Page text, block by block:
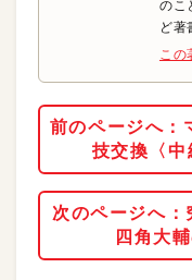
のこ
ど著
この
前のページへ：
技交換〈
次のページへ
四角大